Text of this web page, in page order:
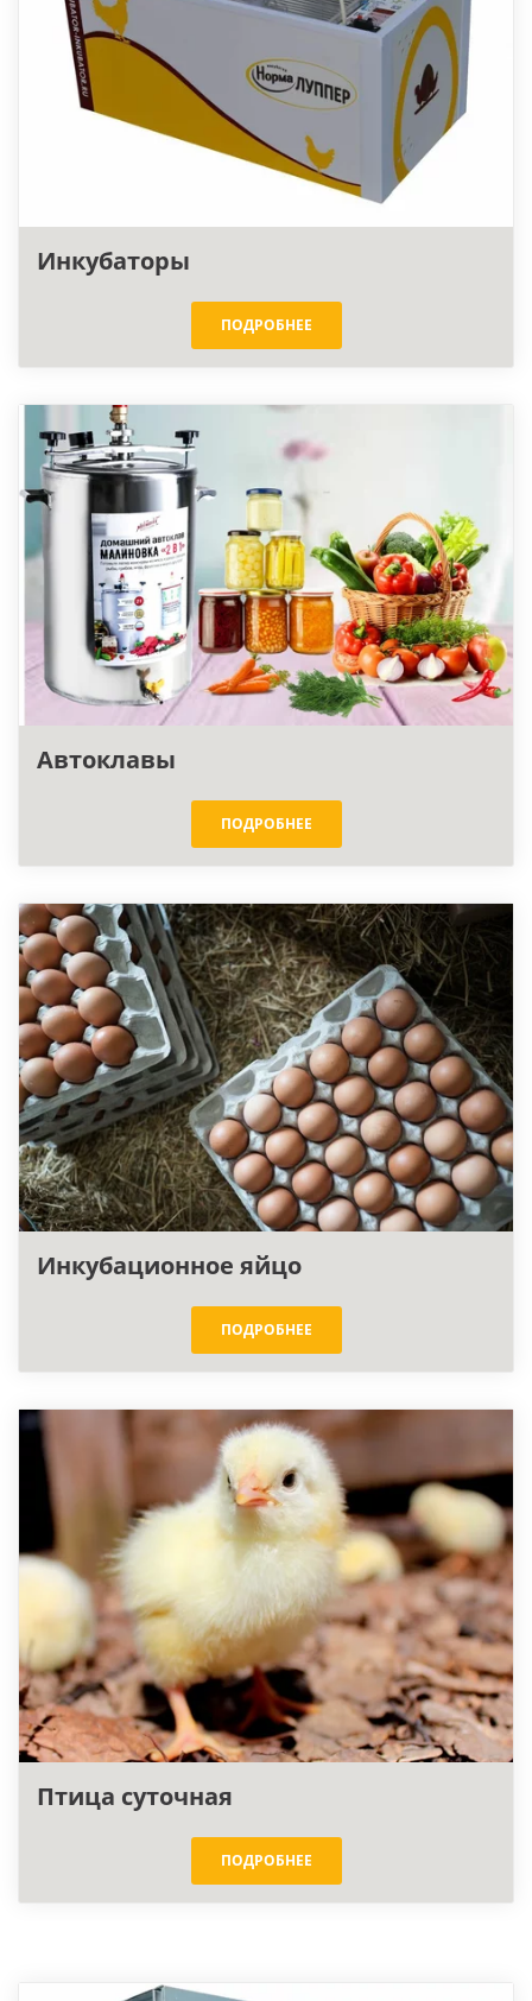
Автоклавы Малиновка
(версия 3)
Первый помощник на
вашей кухне!
ПОДРОБНЕЕ
Брудера и клетки
(разборные)
Собственное
производство!
100 % качество!
ПОДРОБНЕЕ
Инкубаторы
ПОДРОБНЕЕ
Автоклавы
ПОДРОБНЕЕ
Инкубационное яйцо
ПОДРОБНЕЕ
Птица суточная
ПОДРОБНЕЕ